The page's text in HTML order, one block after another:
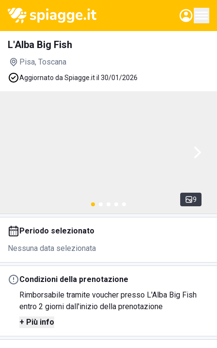
L'Alba Big Fish
Pisa, Toscana
Aggiornato da Spiagge.it il 30/01/2026
9
Periodo selezionato
Nessuna data selezionata
Condizioni della prenotazione
Rimborsabile tramite voucher presso L'Alba Big Fish
entro 2 giorni dall'inizio della prenotazione
+ Più info